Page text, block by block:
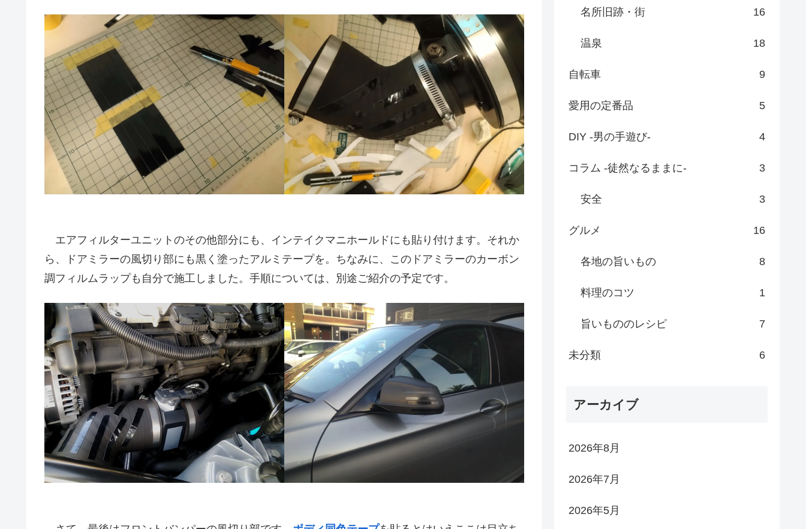
エアフィルターユニットのその他部分にも、インテイクマニホールドにも貼り付けます。それか
ら、ドアミラーの風切り部にも黒く塗ったアルミテープを。ちなみに、このドアミラーのカーボン
調フィルムラップも自分で施工しました。手順については、別途ご紹介の予定です。
名所旧跡・街 16
温泉 18
自転車 9
愛用の定番品 5
DIY -男の手遊び- 4
コラム -徒然なるままに- 3
安全 3
グルメ 16
各地の旨いもの 8
料理のコツ 1
旨いもののレシピ 7
未分類 6
アーカイブ
2026年8月
2026年7月
2026年5月